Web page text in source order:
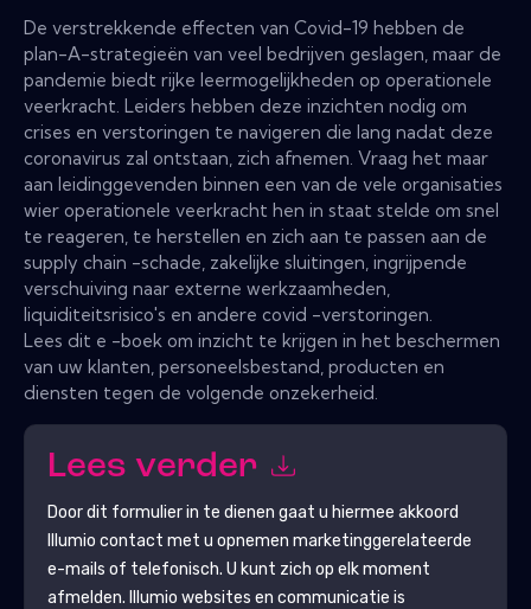
De verstrekkende effecten van Covid-19 hebben de
plan-A-strategieën van veel bedrijven geslagen, maar de
pandemie biedt rijke leermogelijkheden op operationele
veerkracht. Leiders hebben deze inzichten nodig om
crises en verstoringen te navigeren die lang nadat deze
coronavirus zal ontstaan, zich afnemen. Vraag het maar
aan leidinggevenden binnen een van de vele organisaties
wier operationele veerkracht hen in staat stelde om snel
te reageren, te herstellen en zich aan te passen aan de
supply chain -schade, zakelijke sluitingen, ingrijpende
verschuiving naar externe werkzaamheden,
liquiditeitsrisico's en andere covid -verstoringen.
Lees dit e -boek om inzicht te krijgen in het beschermen
van uw klanten, personeelsbestand, producten en
diensten tegen de volgende onzekerheid.
Lees verder
Door dit formulier in te dienen gaat u hiermee akkoord
Illumio contact met u opnemen marketinggerelateerde
e-mails of telefonisch. U kunt zich op elk moment
afmelden.
Illumio websites en communicatie is